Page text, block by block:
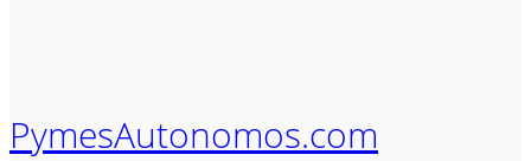
PymesAutonomos.com